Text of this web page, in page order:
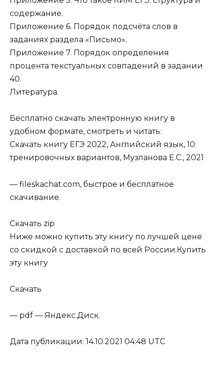
содержание.
Приложение 6. Порядок подсчёта слов в
заданиях раздела «Письмо».
Приложение 7. Порядок определения
процента текстуальных совпадений в задании
40.
Литература.
Бесплатно скачать электронную книгу в
удобном формате, смотреть и читать:
Скачать книгу ЕГЭ 2022, Английский язык, 10
тренировочных вариантов, Музланова Е.С., 2021
— fileskachat.com, быстрое и бесплатное
скачивание.
Скачать zip
Ниже можно купить эту книгу по лучшей цене
со скидкой с доставкой по всей России.Купить
эту книгу
Скачать
— pdf — Яндекс.Диск.
Дата публикации: 14.10.2021 04:48 UTC